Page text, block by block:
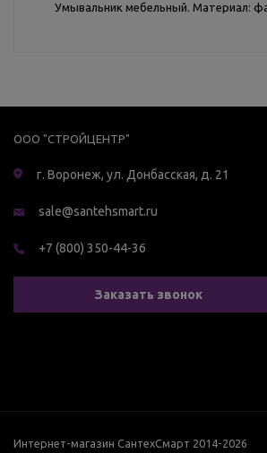
Умывальник мебельный. Материал:
ООО "СТРОЙЦЕНТР"
г. Воронеж, ул. Донбасская, д. 21
sale@santehsmart.ru
+7 (800) 350-44-36
Заказать звонок
Интернет-магазин СантехСмарт 2014-2026